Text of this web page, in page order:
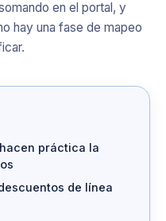
en el portal, y
hay una fase de mapeo
práctica la
de línea